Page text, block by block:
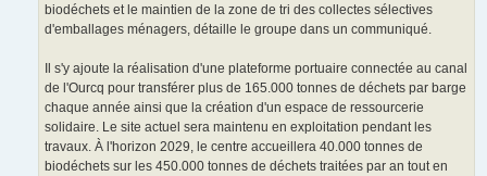
biodéchets et le maintien de la zone de tri des collectes sélectives
d'emballages ménagers, détaille le groupe dans un communiqué.
Il s'y ajoute la réalisation d'une plateforme portuaire connectée au canal
de l'Ourcq pour transférer plus de 165.000 tonnes de déchets par barge
chaque année ainsi que la création d'un espace de ressourcerie
solidaire. Le site actuel sera maintenu en exploitation pendant les
travaux. À l'horizon 2029, le centre accueillera 40.000 tonnes de
biodéchets sur les 450.000 tonnes de déchets traitées par an tout en